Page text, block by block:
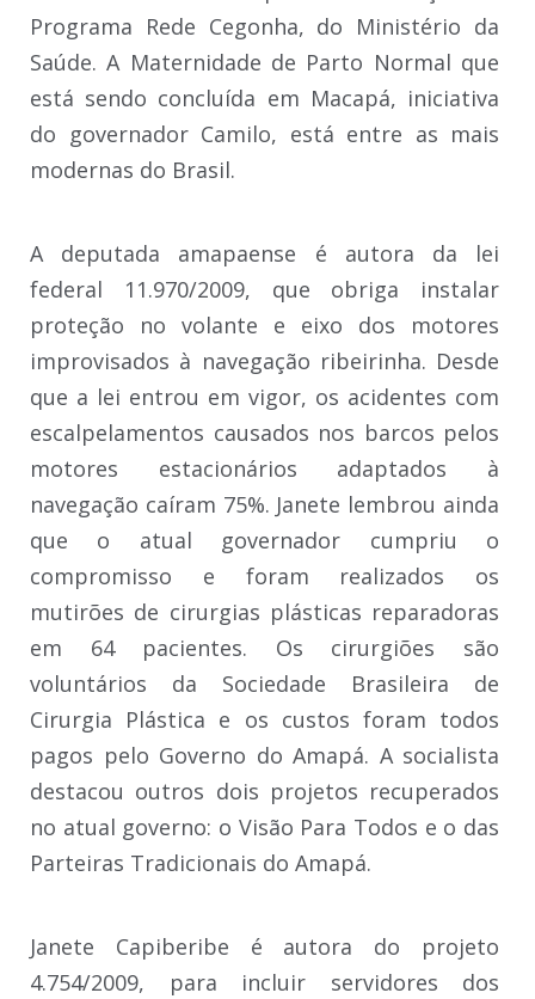
Programa Rede Cegonha, do Ministério da
Saúde. A Maternidade de Parto Normal que
está sendo concluída em Macapá, iniciativa
do governador Camilo, está entre as mais
modernas do Brasil.
A deputada amapaense é autora da lei
federal 11.970/2009, que obriga instalar
proteção no volante e eixo dos motores
improvisados à navegação ribeirinha. Desde
que a lei entrou em vigor, os acidentes com
escalpelamentos causados nos barcos pelos
motores estacionários adaptados à
navegação caíram 75%. Janete lembrou ainda
que o atual governador cumpriu o
compromisso e foram realizados os
mutirões de cirurgias plásticas reparadoras
em 64 pacientes. Os cirurgiões são
voluntários da Sociedade Brasileira de
Cirurgia Plástica e os custos foram todos
pagos pelo Governo do Amapá. A socialista
destacou outros dois projetos recuperados
no atual governo: o Visão Para Todos e o das
Parteiras Tradicionais do Amapá.
Janete Capiberibe é autora do projeto
4.754/2009, para incluir servidores dos